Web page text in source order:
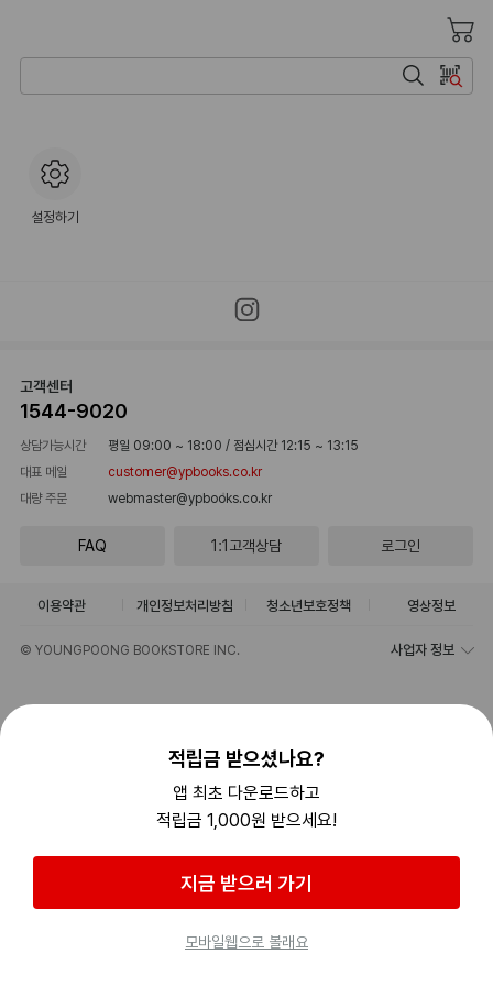
적립금 받으셨나요?
앱 최초 다운로드하고
적립금 1,000원 받으세요!
지금 받으러 가기
모바일웹으로 볼래요
설정하기
고객센터
1544-9020
상담가능시간 평일 09:00 ~ 18:00 / 점심시간 12:15 ~ 13:15
대표 메일
customer@ypbooks.co.kr
대량 주문
webmaster@ypbooks.co.kr
FAQ 1:1고객상담 로그인
이용약관 개인정보처리방침 청소년보호정책 영상정보
© YOUNGPOONG BOOKSTORE INC. 사업자 정보